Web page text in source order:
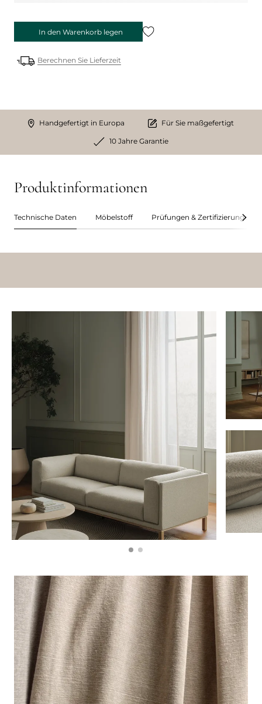
In den Warenkorb legen
Berechnen Sie Lieferzeit
Handgefertigt in Europa Für Sie maßgefertigt
10 Jahre Garantie
Produktinformationen
Technische Daten Möbelstoff Prüfungen & Zertifizierungen